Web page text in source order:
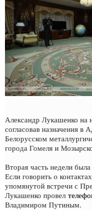
Александр Лукашенко на
согласовав назначения в
Белорусском
города Гомеля и
Вторая часть недели
Если говорить о
упомянутой встречи с
Лукашенко провел
Владимиром Путиным.